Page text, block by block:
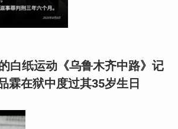
白纸运动《乌鲁木齐中路》记
霖在狱中度过其35岁生日